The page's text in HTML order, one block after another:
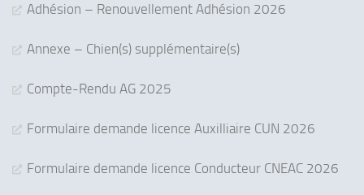
Adhésion – Renouvellement Adhésion 2026
Annexe – Chien(s) supplémentaire(s)
Compte-Rendu AG 2025
Formulaire demande licence Auxilliaire CUN 2026
Formulaire demande licence Conducteur CNEAC 2026